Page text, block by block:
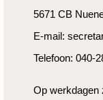
5671 CB
E-mail:
Telefoon: 040-
Op werkdagen